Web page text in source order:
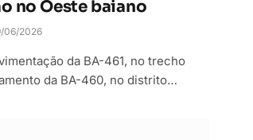
no Oeste baiano
06/2026
da BA-461, no trecho
da BA-460, no distrito…